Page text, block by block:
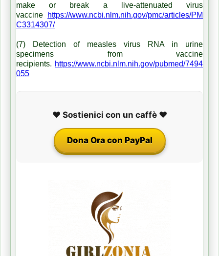
make or break a live-attenuated virus
vaccine
https://www.ncbi.nlm.nih.gov/pmc/articles/PM
C3314307/
(7) Detection of measles virus RNA in urine
specimens from vaccine
recipients. https://www.ncbi.nlm.nih.gov/pubmed/7494
055
❤️ Sostienici con un caffè ❤️
Dona Ora con PayPal